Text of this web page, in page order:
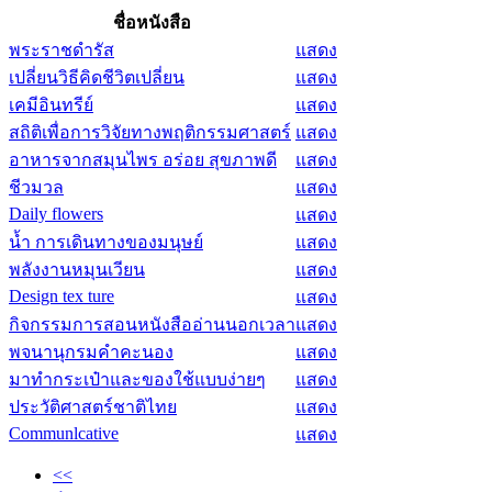
ชื่อหนังสือ
พระราชดำรัส
แสดง
เปลี่ยนวิธีคิดชีวิตเปลี่ยน
แสดง
เคมีอินทรีย์
แสดง
สถิติเพื่อการวิจัยทางพฤติกรรมศาสตร์ แสดง
อาหารจากสมุนไพร อร่อย สุขภาพดี
แสดง
ชีวมวล
แสดง
Daily flowers
แสดง
น้ำ การเดินทางของมนุษย์
แสดง
พลังงานหมุนเวียน
แสดง
Design tex ture
แสดง
กิจกรรมการสอนหนังสืออ่านนอกเวลาแสดง
พจนานุกรมคำคะนอง
แสดง
มาทำกระเป๋าและของใช้แบบง่ายๆ
แสดง
ประวัติศาสตร์ชาติไทย
แสดง
Communlcative
แสดง
<<